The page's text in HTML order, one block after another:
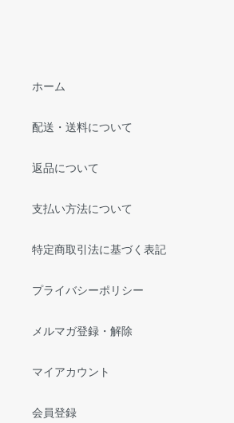
ホーム
配送・送料について
返品について
支払い方法について
特定商取引法に基づく表記
プライバシーポリシー
メルマガ登録・解除
マイアカウント
会員登録